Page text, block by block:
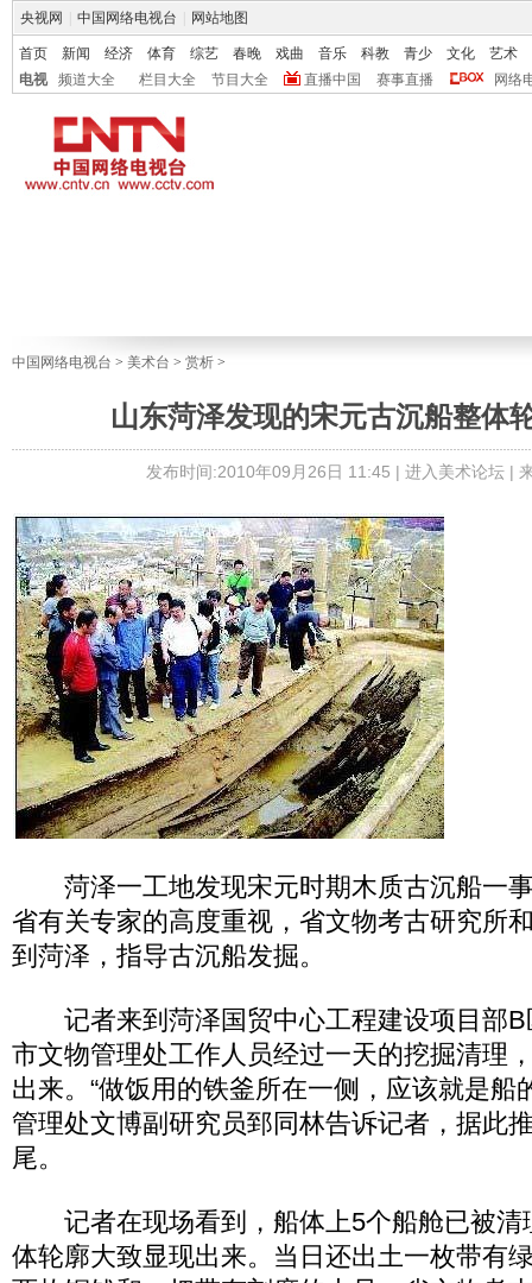
央视网 中国网络电视台 网站地图
首页 新闻 经济 体育 综艺 春晚 戏曲 音乐 科教 青少 文化
艺术
电视
频道大全 栏目大全 节目大全 直播中国 赛事直播 网络
中国网络电视台 > 美术台 > 赏析 >
山东菏泽发现的宋元古沉船整体
发布时间:2010年09月26日 11:45 | 进入美术论坛|
菏泽一工地发现宋元时期木质古沉船一
省有关专家的高度重视，省文物考古研究所
到菏泽，指导古沉船发掘。
记者来到菏泽国贸中心工程建设项目部B
市文物管理处工作人员经过一天的挖掘清理
出来。“做饭用的铁釜所在一侧，应该就是船
管理处文博副研究员郅同林告诉记者，据此
尾。
记者在现场看到，船体上5个船舱已被清
体轮廓大致显现出来。当日还出土一枚带有